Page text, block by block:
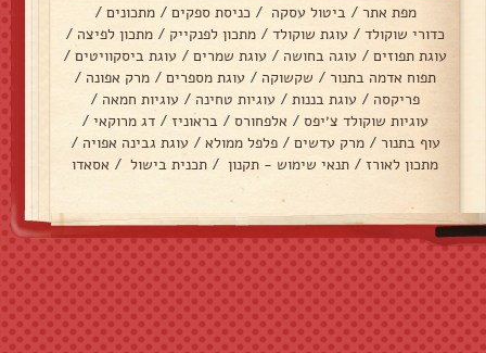
מפת אתר / ביטול עסקה / כניסת ספקים / מתכונים /
כדורי שוקולד / עוגת שוקולד / מתכון לפנקייק / מתכון לפיצה /
עוגת תפוזים / עוגה בחושה / עוגת שמרים / עוגת ביסקוויטים /
תפוח אדמה בתנור / שקשוקה / עוגת מספרים / מרק אפונה /
פריקסה / עוגת בננות / עוגיות טחינה / עוגיות חמאה /
עוגיות שוקולד צ׳יפס / אלפחורס / בראוניז / דג מרוקאי /
עוף בתנור / מרק עדשים / פלפל ממולא / עוגת גבינה אפויה /
מתכון לאורז / תנאי שימוש - תקנון / תכנית בישול / אסאדו